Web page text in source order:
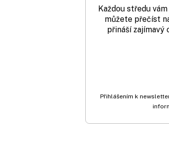
Každou středu
můžete přečíst
přináší zajímavý
Přihlášením k